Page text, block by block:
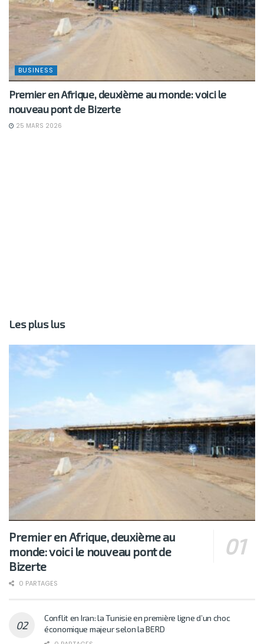
BUSINESS
Premier en Afrique, deuxième au monde: voici le
nouveau pont de Bizerte
25 MARS 2026
Les plus lus
Premier en Afrique, deuxième au
monde: voici le nouveau pont de
Bizerte
0 PARTAGES
Conflit en Iran: la Tunisie en première ligne d’un choc
économique majeur selon la BERD